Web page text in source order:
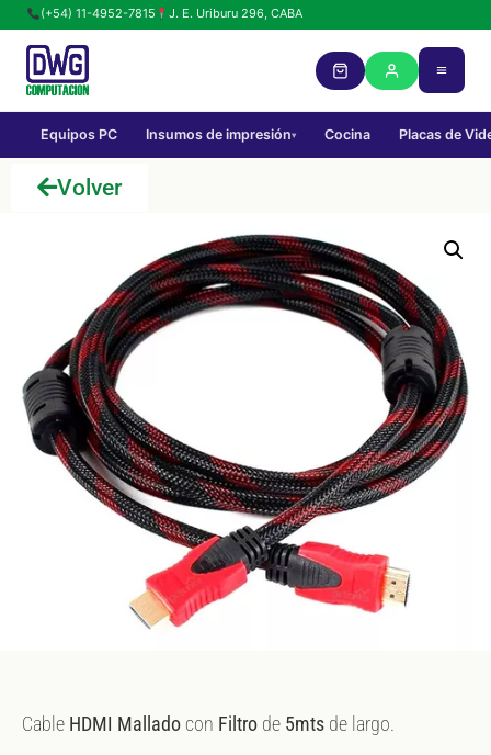
(+54) 11-4952-7815 J. E. Uriburu 296, CABA
Equipos PC Insumos de impresión▾ Cocina Placas de
Volver
Cable HDMI Malladocon Filtro de 5mts de largo.